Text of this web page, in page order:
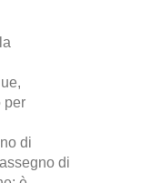
per
di
di